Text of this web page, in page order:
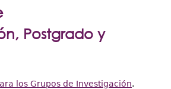
Centros Regionales
Postgrado y
los Grupos de Investigación.